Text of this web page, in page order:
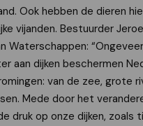
Ook hebben de dieren
vijanden. Bestuurder
Waterschappen:
aan dijken beschermen
van de zee, grote
Mede door het
druk op onze dijken, zoals